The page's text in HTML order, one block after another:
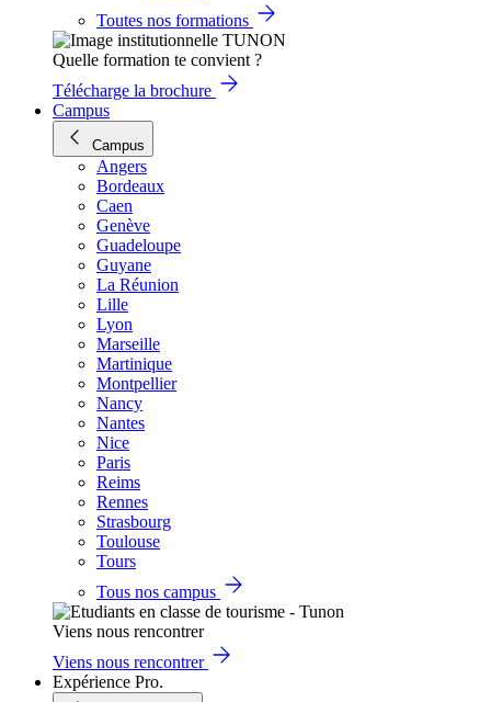
Toutes nos formations
Quelle formation te convient ?
Télécharge la brochure
Campus
Campus
Angers
Bordeaux
Caen
Genève
Guadeloupe
Guyane
La Réunion
Lille
Lyon
Marseille
Martinique
Montpellier
Nancy
Nantes
Nice
Paris
Reims
Rennes
Strasbourg
Toulouse
Tours
Tous nos campus
Viens nous rencontrer
Viens nous rencontrer
Expérience Pro.